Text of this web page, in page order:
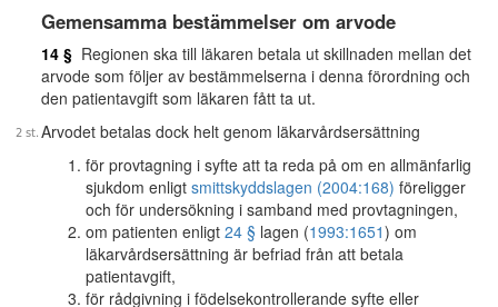
Gemensamma bestämmelser om arvode
14 § Regionen ska till läkaren betala ut skillnaden mellan det
arvode som följer av bestämmelserna i denna förordning och
den patientavgift som läkaren fått ta ut.
Arvodet betalas dock helt genom läkarvårdsersättning
för provtagning i syfte att ta reda på om en allmänfarlig
sjukdom enligt smittskyddslagen (2004:168) föreligger
och för undersökning i samband med provtagningen,
om patienten enligt 24 § lagen (1993:1651) om
läkarvårdsersättning är befriad från att betala
patientavgift,
för rådgivning i födelsekontrollerande syfte eller